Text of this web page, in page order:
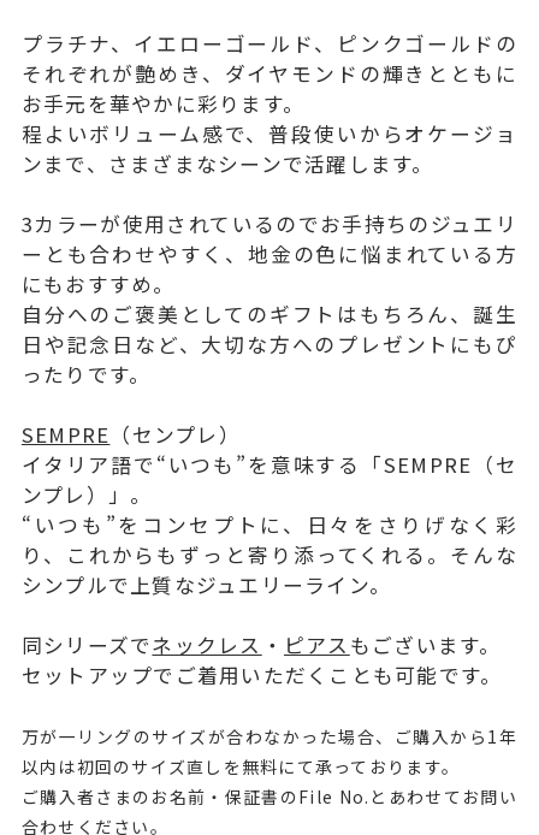
プラチナ、イエローゴールド、ピンクゴールドの
それぞれが艶めき、ダイヤモンドの輝きとともに
お手元を華やかに彩ります。
程よいボリューム感で、普段使いからオケージョ
ンまで、さまざまなシーンで活躍します。
3カラーが使用されているのでお手持ちのジュエリ
ーとも合わせやすく、地金の色に悩まれている方
にもおすすめ。
自分へのご褒美としてのギフトはもちろん、誕生
日や記念日など、大切な方へのプレゼントにもぴ
ったりです。
SEMPRE （センプレ）
イタリア語で“いつも”を意味する「SEMPRE（セ
ンプレ）」。
“いつも”をコンセプトに、日々をさりげなく彩
り、これからもずっと寄り添ってくれる。そんな
シンプルで上質なジュエリーライン。
同シリーズでネックレス ・ ピアス もございます。
セットアップでご着用いただくことも可能です。
万が一リングのサイズが合わなかった場合、ご購入から1年
以内は初回のサイズ直しを無料にて承っております。
ご購入者さまのお名前・保証書のFile No.とあわせてお問い
合わせください。